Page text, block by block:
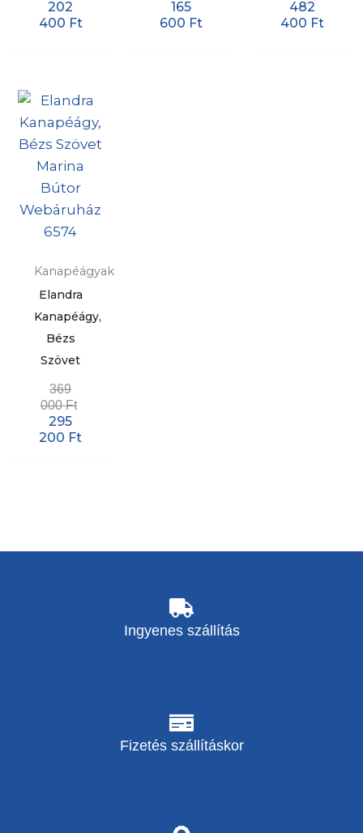
202
400 Ft
165
600 Ft
482
400 Ft
Kanapéágyak
Elandra
Kanapéágy,
Bézs
Szövet
369
000Ft
295
200 Ft
Ingyenes szállítás
Fizetés szállításkor